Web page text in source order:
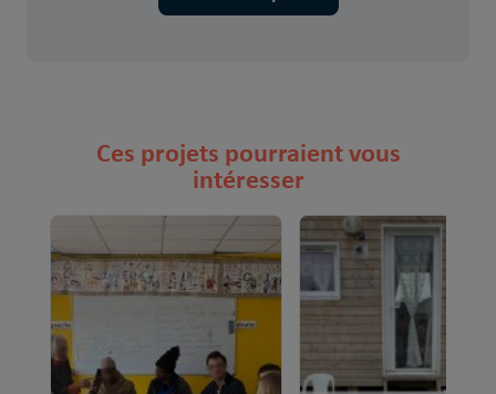
Ces projets pourraient vous
intéresser